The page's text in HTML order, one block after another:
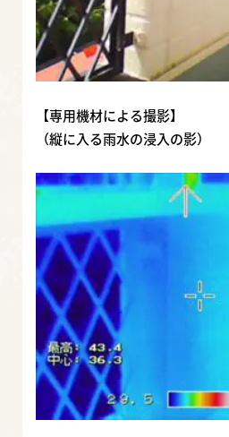
【専用機材による撮影】
（縦に入る雨水の浸入の影）